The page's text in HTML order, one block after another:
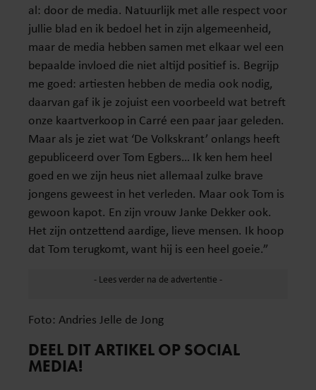
al: door de media. Natuurlijk met alle respect voor
jullie blad en ik bedoel het in zijn algemeenheid,
maar de media hebben samen met elkaar wel een
bepaalde invloed die niet altijd positief is. Begrijp
me goed: artiesten hebben de media ook nodig,
daarvan gaf ik je zojuist een voorbeeld wat betreft
onze kaartverkoop in Carré een paar jaar geleden.
Maar als je ziet wat ‘De Volkskrant’ onlangs heeft
gepubliceerd over Tom Egbers… Ik ken hem heel
goed en we zijn heus niet allemaal zulke brave
jongens geweest in het verleden. Maar ook Tom is
gewoon kapot. En zijn vrouw Janke Dekker ook.
Het zijn ontzettend aardige, lieve mensen. Ik hoop
dat Tom terugkomt, want hij is een heel goeie.”
Foto: Andries Jelle de Jong
DEEL DIT ARTIKEL OP SOCIAL
MEDIA!